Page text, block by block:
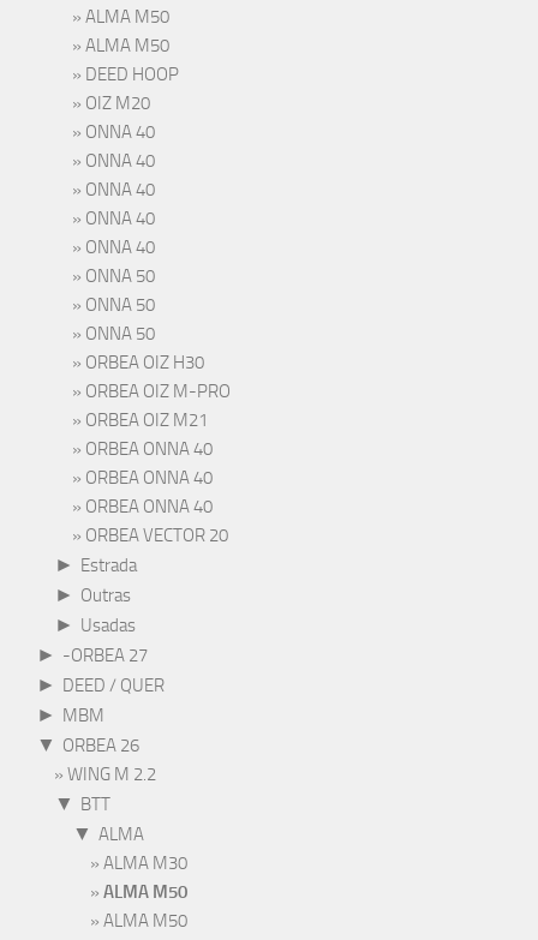
ALMA M50
ALMA M50
DEED HOOP
OIZ M20
ONNA 40
ONNA 40
ONNA 40
ONNA 40
ONNA 40
ONNA 50
ONNA 50
ONNA 50
ORBEA OIZ H30
ORBEA OIZ M-PRO
ORBEA OIZ M21
ORBEA ONNA 40
ORBEA ONNA 40
ORBEA ONNA 40
ORBEA VECTOR 20
► Estrada
► Outras
► Usadas
► -ORBEA 27
► DEED / QUER
► MBM
▼ ORBEA 26
WING M 2.2
▼ BTT
▼ ALMA
ALMA M30
ALMA M50
ALMA M50